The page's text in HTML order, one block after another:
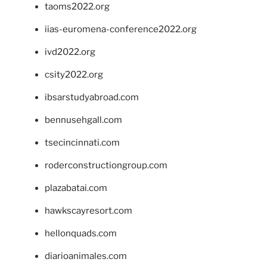
taoms2022.org
iias-euromena-conference2022.org
ivd2022.org
csity2022.org
ibsarstudyabroad.com
bennusehgall.com
tsecincinnati.com
roderconstructiongroup.com
plazabatai.com
hawkscayresort.com
hellonquads.com
diarioanimales.com